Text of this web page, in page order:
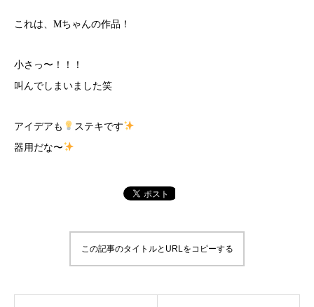
これは、Mちゃんの作品！
小さっ〜！！！
叫んでしまいました笑
アイデアも
ステキです
器用だな〜
この記事のタイトルとURLをコピーする